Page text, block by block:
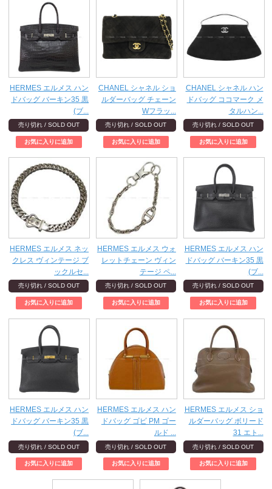
HERMES エルメス ハン
ドバッグ バーキン35 黒
(ブ...
売り切れ / SOLD OUT
CHANEL シャネル ショ
ルダーバッグ チェーン
Wフラッ...
売り切れ / SOLD OUT
CHANEL シャネル ハン
ドバッグ ココマーク メ
タルハン...
売り切れ / SOLD OUT
HERMES エルメス ネッ
クレス ヴィンテージ ブ
ックルセ...
売り切れ / SOLD OUT
HERMES エルメス ウォ
レットチェーン ヴィン
テージ ペ...
売り切れ / SOLD OUT
HERMES エルメス ハン
ドバッグ バーキン35 黒
(ブ...
売り切れ / SOLD OUT
HERMES エルメス ハン
ドバッグ バーキン35 黒
(ブ...
売り切れ / SOLD OUT
HERMES エルメス ハン
ドバッグ ゴビ PM ゴー
ルド ...
売り切れ / SOLD OUT
HERMES エルメス ショ
ルダーバッグ ボリード
31 エト...
売り切れ / SOLD OUT